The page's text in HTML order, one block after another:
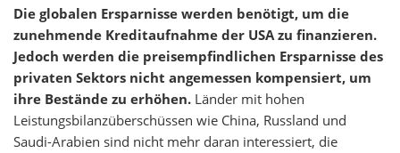
Die globalen Ersparnisse werden benötigt, um die
zunehmende Kreditaufnahme der USA zu finanzieren.
Jedoch werden die preisempfindlichen Ersparnisse des
privaten Sektors nicht angemessen kompensiert, um
ihre Bestände zu erhöhen. Länder mit hohen
Leistungsbilanzüberschüssen wie China, Russland und
Saudi-Arabien sind nicht mehr daran interessiert, die